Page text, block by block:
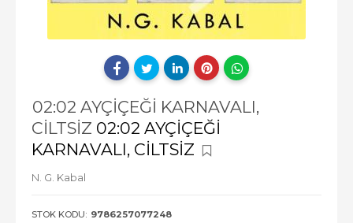
02:02 AYÇİÇEĞİ KARNAVALI,
CİLTSİZ 02:02 AYÇİÇEĞİ
KARNAVALI, CİLTSİZ
N. G. Kabal
STOK KODU: 9786257077248